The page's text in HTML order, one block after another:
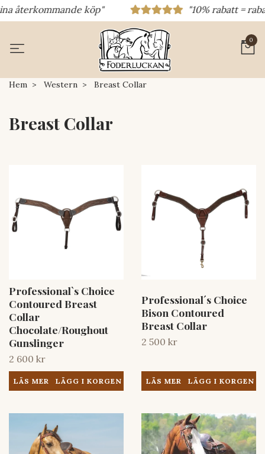
köp" "10% rabatt =
0
Hem Western Breast Collar
Breast Collar
Professional`s Choice
Contoured Breast
Collar
Chocolate/Roughout
Gunslinger
2 600 kr
LÄS MER
Professional´s Choice
Bison Contoured
Breast Collar
2 500 kr
LÄS MER